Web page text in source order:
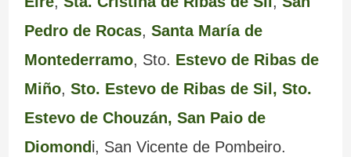
Pedro de Rocas, Santa María de
Montederramo, Sto. Estevo de Ribas de
Miño, Sto. Estevo de Ribas de Sil, Sto.
Estevo de Chouzán, San Paio de
Diomondi, San Vicente de Pombeiro.